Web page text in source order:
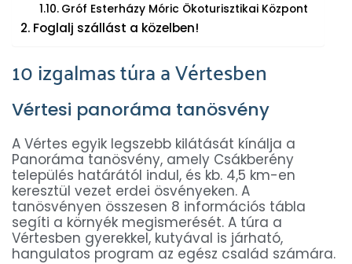
Gróf Esterházy Móric Ökoturisztikai Központ
Foglalj szállást a közelben!
10 izgalmas túra a Vértesben
Vértesi panoráma tanösvény
A Vértes egyik legszebb kilátását kínálja a
Panoráma tanösvény, amely Csákberény
település határától indul, és kb. 4,5 km-en
keresztül vezet erdei ösvényeken. A
tanösvényen összesen 8 információs tábla
segíti a környék megismerését. A túra a
Vértesben gyerekkel, kutyával is járható,
hangulatos program az egész család számára.